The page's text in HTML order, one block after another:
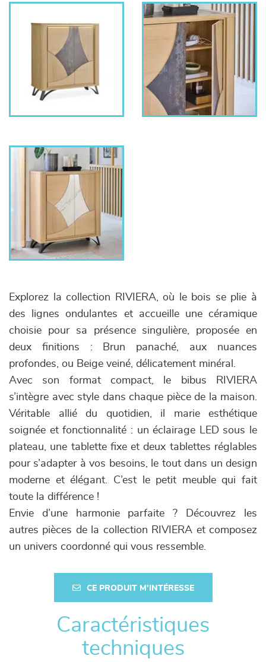
Explorez la collection RIVIERA, où le bois se plie à
des lignes ondulantes et accueille une céramique
choisie pour sa présence singulière, proposée en
deux finitions : Brun panaché, aux nuances
profondes, ou Beige veiné, délicatement minéral.
Avec son format compact, le bibus RIVIERA
s’intègre avec style dans chaque pièce de la maison.
Véritable allié du quotidien, il marie esthétique
soignée et fonctionnalité : un éclairage LED sous le
plateau, une tablette fixe et deux tablettes réglables
pour s’adapter à vos besoins, le tout dans un design
moderne et élégant. C’est le petit meuble qui fait
toute la différence !
Envie d’une harmonie parfaite ? Découvrez les
autres pièces de la collection RIVIERA et composez
un univers coordonné qui vous ressemble.
CE PRODUIT M'INTÉRESSE
Caractéristiques
techniques